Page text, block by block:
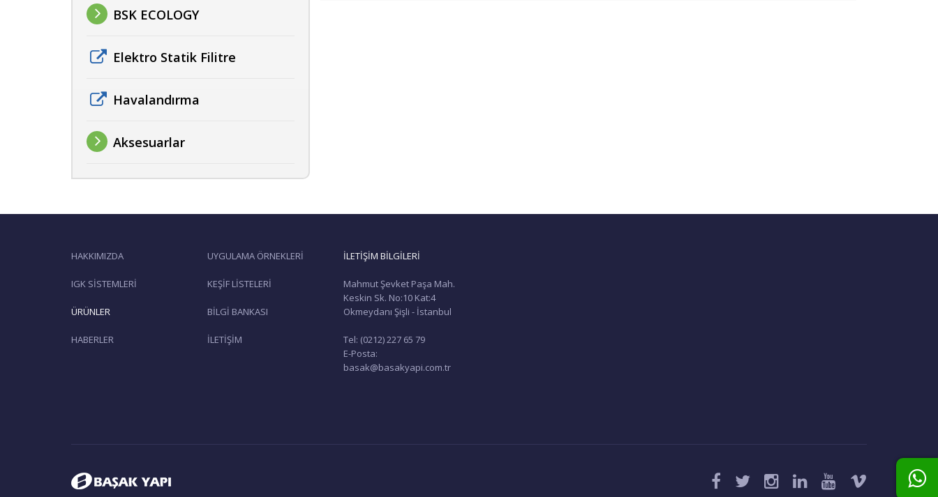
BSK ECOLOGY
Elektro Statik Filitre
Havalandırma
Aksesuarlar
HAKKIMIZDA
IGK SİSTEMLERİ
ÜRÜNLER
HABERLER
UYGULAMA ÖRNEKLERİ
KEŞİF LİSTELERİ
BİLGİ BANKASI
İLETİŞİM
İLETİŞİM BİLGİLERİ
Mahmut Şevket Paşa Mah.
Keskin Sk. No:10 Kat:4
Okmeydanı Şişli - İstanbul
Tel: (0212) 227 65 79
E-Posta:
basak@basakyapi.com.tr